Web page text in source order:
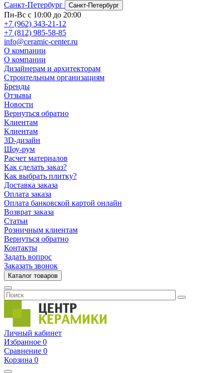
Санкт-Петербург
Санкт-Петербург
Пн-Вс с 10:00 до 20:00
+7 (962) 343-21-12
+7 (812) 985-58-85
info@ceramic-center.ru
О компании
О компании
Дизайнерам и архитекторам
Строительным организациям
Бренды
Отзывы
Новости
Вернуться обратно
Клиентам
Клиентам
3D-дизайн
Шоу-рум
Расчет материалов
Как сделать заказ?
Как выбрать плитку?
Доставка заказа
Оплата заказа
Оплата банковской картой онлайн
Возврат заказа
Статьи
Розничным клиентам
Вернуться обратно
Контакты
Задать вопрос
Заказать звонок
Каталог товаров
Личный кабинет
Избранное 0
Сравнение 0
Корзина 0